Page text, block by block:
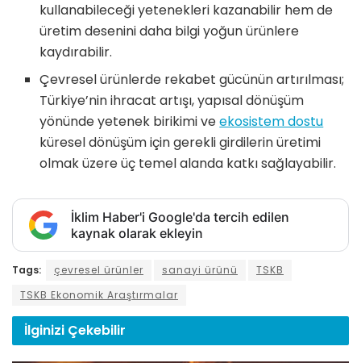
kullanabileceği yetenekleri kazanabilir hem de
üretim desenini daha bilgi yoğun ürünlere
kaydırabilir.
Çevresel ürünlerde rekabet gücünün artırılması;
Türkiye’nin ihracat artışı, yapısal dönüşüm
yönünde yetenek birikimi veekosistem dostu
küresel dönüşüm için gerekli girdilerin üretimi
olmak üzere üç temel alanda katkı sağlayabilir.
İklim Haber'i Google'da tercih edilen
kaynak olarak ekleyin
Tags: çevresel ürünler sanayi ürünü
TSKB
TSKB Ekonomik Araştırmalar
İlginizi Çekebilir